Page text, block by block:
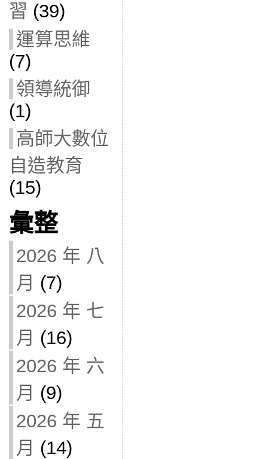
習 (39)
運算思維
(7)
領導統御
(1)
高師大數位
自造教育
(15)
彙整
2026 年 八
月 (7)
2026 年 七
月 (16)
2026 年 六
月 (9)
2026 年 五
月 (14)